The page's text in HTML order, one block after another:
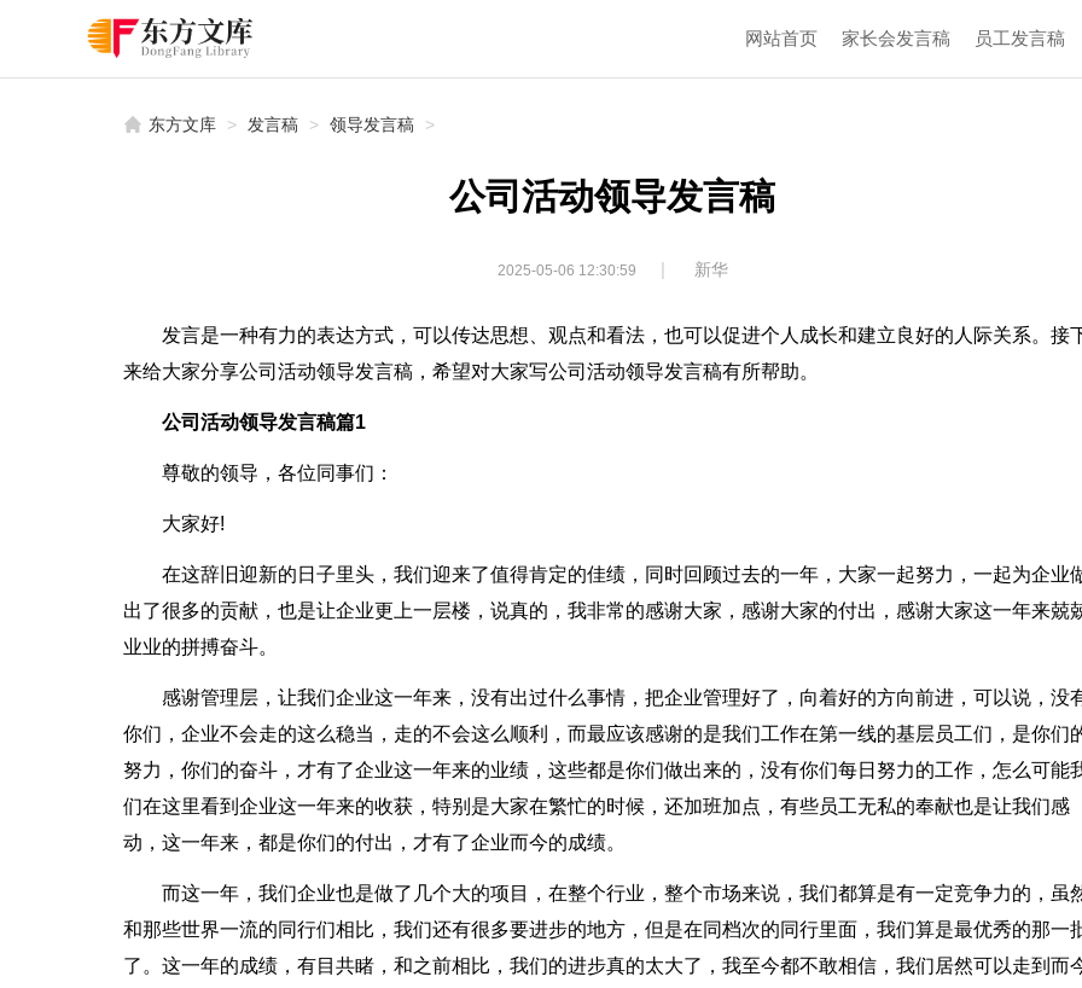
网站首页 家长会发言稿 员工发言稿
东方文库 > 发言稿 > 领导发言稿 >
公司活动领导发言稿
2025-05-06 12:30:59 | 新华
发言是一种有力的表达方式，可以传达思想、观点和看法，也可以促进个人成长和建立良好的人际关系。接
来给大家分享公司活动领导发言稿，希望对大家写公司活动领导发言稿有所帮助。
公司活动领导发言稿篇1
尊敬的领导，各位同事们：
大家好!
在这辞旧迎新的日子里头，我们迎来了值得肯定的佳绩，同时回顾过去的一年，大家一起努力，一起为企业
出了很多的贡献，也是让企业更上一层楼，说真的，我非常的感谢大家，感谢大家的付出，感谢大家这一年来兢
业业的拼搏奋斗。
感谢管理层，让我们企业这一年来，没有出过什么事情，把企业管理好了，向着好的方向前进，可以说，没
你们，企业不会走的这么稳当，走的不会这么顺利，而最应该感谢的是我们工作在第一线的基层员工们，是你们
努力，你们的奋斗，才有了企业这一年来的业绩，这些都是你们做出来的，没有你们每日努力的工作，怎么可能
们在这里看到企业这一年来的收获，特别是大家在繁忙的时候，还加班加点，有些员工无私的奉献也是让我们感
动，这一年来，都是你们的付出，才有了企业而今的成绩。
而这一年，我们企业也是做了几个大的项目，在整个行业，整个市场来说，我们都算是有一定竞争力的，虽
和那些世界一流的同行们相比，我们还有很多要进步的地方，但是在同档次的同行里面，我们算是最优秀的那一
了。这一年的成绩，有目共睹，和之前相比，我们的进步真的太大了，我至今都不敢相信，我们居然可以走到而